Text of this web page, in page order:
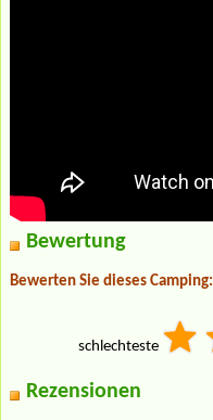
Bewertung
Bewerten Sie dieses Camping:
schlechteste
Rezensionen